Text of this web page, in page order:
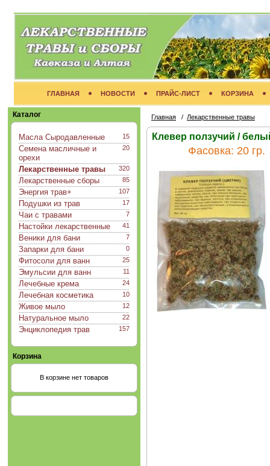
ГЛАВНАЯ НОВОСТИ ПРАЙС-ЛИСТ КОРЗИНА
Каталог
15
Масла Сыродавленные
20
Семена масличные и
орехи
320
Лекарственные травы
85
Лекарственные сборы
107
Энергия трав+
17
Подушки из трав
7
Чаи с травами
41
Настойки лекарственные
7
Веники для бани
0
Запарки для бани
25
Фитосоли для ванн
11
Эмульсии для ванн
24
Лечебные крема
10
Лечебная косметика
12
Живое мыло
22
Натуральное мыло
157
Энциклопедия трав
Корзина
В корзине нет товаров
Главная / Лекарственные травы
Клевер ползучий /
Фасовка: 20 гр.